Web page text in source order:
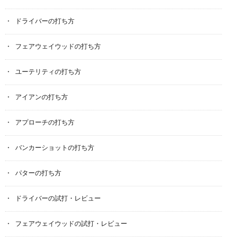
ドライバーの打ち方
フェアウェイウッドの打ち方
ユーテリティの打ち方
アイアンの打ち方
アプローチの打ち方
バンカーショットの打ち方
パターの打ち方
ドライバーの試打・レビュー
フェアウェイウッドの試打・レビュー